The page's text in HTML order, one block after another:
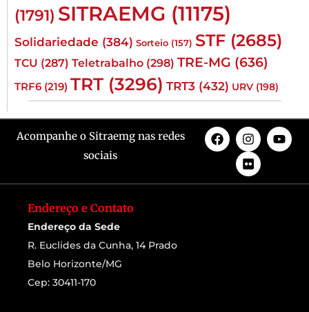
(1791) SITRAEMG (11175)
Solidariedade (384) Sorteio (157) STF (2685)
TCU (287) Teletrabalho (298) TRE-MG (636)
TRF6 (219) TRT (3296) TRT3 (432) URV (198)
Acompanhe o Sitraemg nas redes
sociais
Endereço e Contato
Endereço da Sede
R. Euclides da Cunha, 14 Prado
Belo Horizonte/MG
Cep: 30411-170